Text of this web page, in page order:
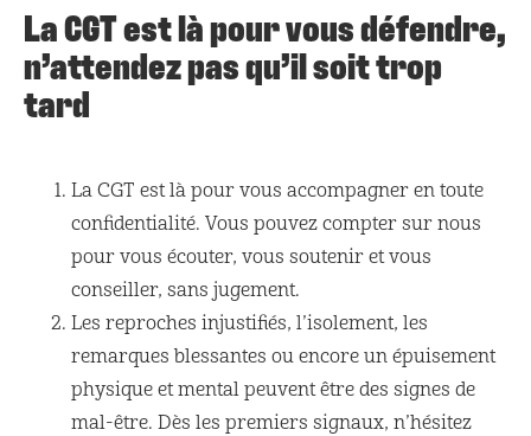
La CGT est là pour vous défendre,
n’attendez pas qu’il soit trop
tard
La CGT est là pour vous accompagner en toute
confidentialité. Vous pouvez compter sur nous
pour vous écouter, vous soutenir et vous
conseiller, sans jugement.
Les reproches injustifiés, l’isolement, les
remarques blessantes ou encore un épuisement
physique et mental peuvent être des signes de
mal-être. Dès les premiers signaux, n’hésitez